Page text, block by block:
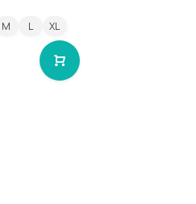
M L XL